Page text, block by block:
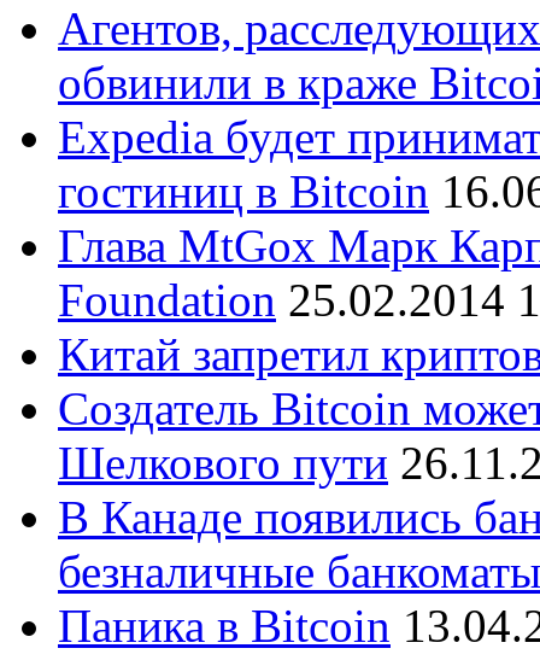
Агентов,
обвинили в краже
Expedia будет
гостиниц в Bitcoin
Глава MtGox Марк
Foundation 25.02.2014
Китай запретил
Создатель Bitcoin
Шелкового пути
В Канаде появились
безналичные банкоматы
Паника в Bitcoin